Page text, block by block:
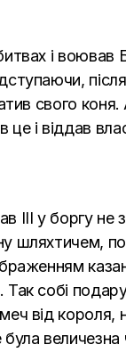
і воював
свого
це і віддав
III у боргу не
шляхтичем,
собі
від короля,
величезна